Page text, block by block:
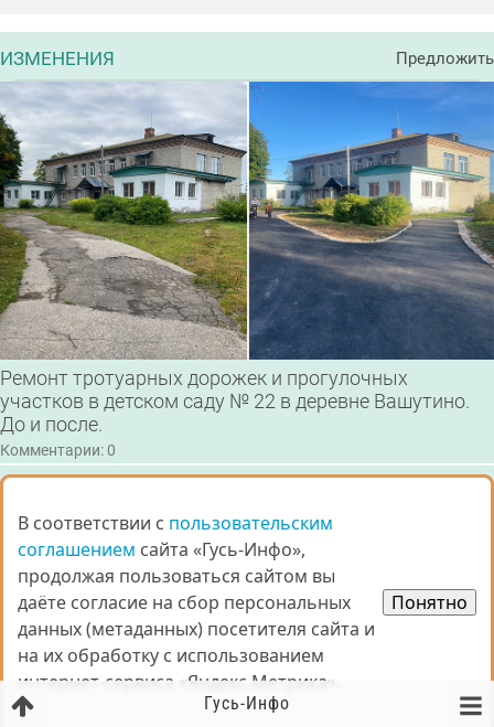
ИЗМЕНЕНИЯ Предложить
Ремонт тротуарных дорожек и прогулочных
участков в детском саду № 22 в деревне Вашутино.
До и после.
Комментарии: 0
Статистические данные отдела ЗАГС за март
2026 года
01.03.2026 - 31.03.2026
рождение
смерти
88
Гусь-Инфо
В соответствии с пользовательским
соглашением сайта «Гусь-Инфо»,
продолжая пользоваться сайтом вы
даёте согласие на сбор персональных
данных (метаданных) посетителя сайта и
на их обработку с использованием
интернет-сервиса «Яндекс.Метрика».
Понятно
В соответствии с пользовательским
соглашением сайта «Гусь-Инфо»,
продолжая пользоваться сайтом вы
даёте согласие на сбор персональных
данных (метаданных) посетителя сайта и
на их обработку с использованием
интернет-сервиса «Яндекс.Метрика».
Понятно